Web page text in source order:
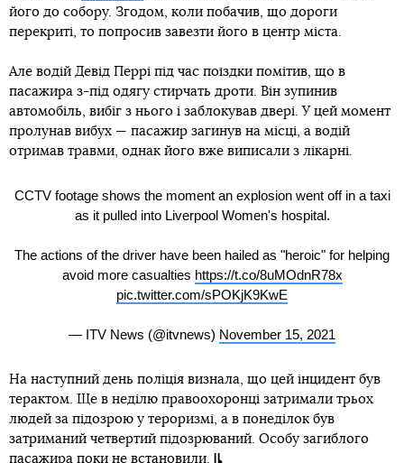
його до собору. Згодом, коли побачив, що дороги
перекриті, то попросив завезти його в центр міста.
Але водій Девід Перрі під час поїздки помітив, що в
пасажира з-під одягу стирчать дроти. Він зупинив
автомобіль, вибіг з нього і заблокував двері. У цей момент
пролунав вибух — пасажир загинув на місці, а водій
отримав травми, однак його вже виписали з лікарні.
CCTV footage shows the moment an explosion went off in a taxi
as it pulled into Liverpool Women's hospital.
The actions of the driver have been hailed as "heroic" for helping
avoid more casualties https://t.co/8uMOdnR78x
pic.twitter.com/sPOKjK9KwE
— ITV News (@itvnews) November 15, 2021
На наступний день поліція визнала, що цей інцидент був
терактом. Ще в неділю правоохоронці затримали трьох
людей за підозрою у тероризмі, а в понеділок був
затриманий четвертий підозрюваний. Особу загиблого
пасажира поки не встановили.